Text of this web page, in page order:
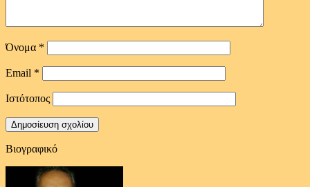
Όνομα *
Email *
Ιστότοπος
Βιογραφικό